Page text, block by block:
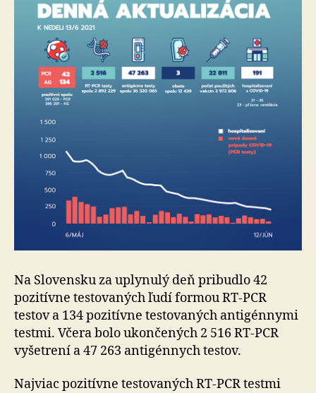
Na Slovensku za uplynulý deň pribudlo 42
pozitívne testovaných ľudí formou RT-PCR
testov a 134 pozitívne testovaných antigénnymi
testmi. Včera bolo ukončených 2 516 RT-PCR
vyšetrení a 47 263 antigénnych testov.
Najviac pozitívne testovaných RT-PCR testmi